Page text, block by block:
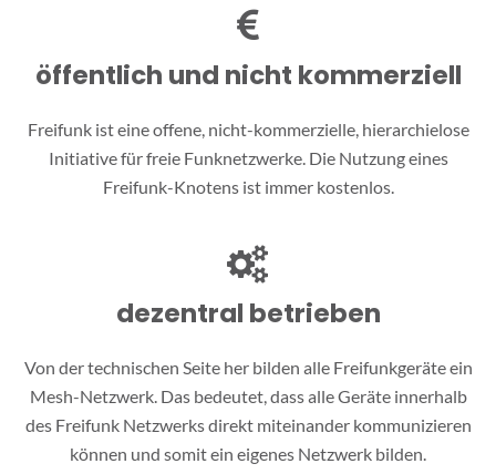
öffentlich und nicht kommerziell
Freifunk ist eine offene, nicht-kommerzielle, hierarchielose
Initiative für freie Funknetzwerke. Die Nutzung eines
Freifunk-Knotens ist immer kostenlos.
dezentral betrieben
Von der technischen Seite her bilden alle Freifunkgeräte ein
Mesh-Netzwerk. Das bedeutet, dass alle Geräte innerhalb
des Freifunk Netzwerks direkt miteinander kommunizieren
können und somit ein eigenes Netzwerk bilden.